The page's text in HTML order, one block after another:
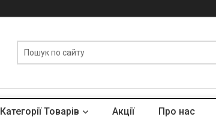
Категорії Товарів Акції Про нас